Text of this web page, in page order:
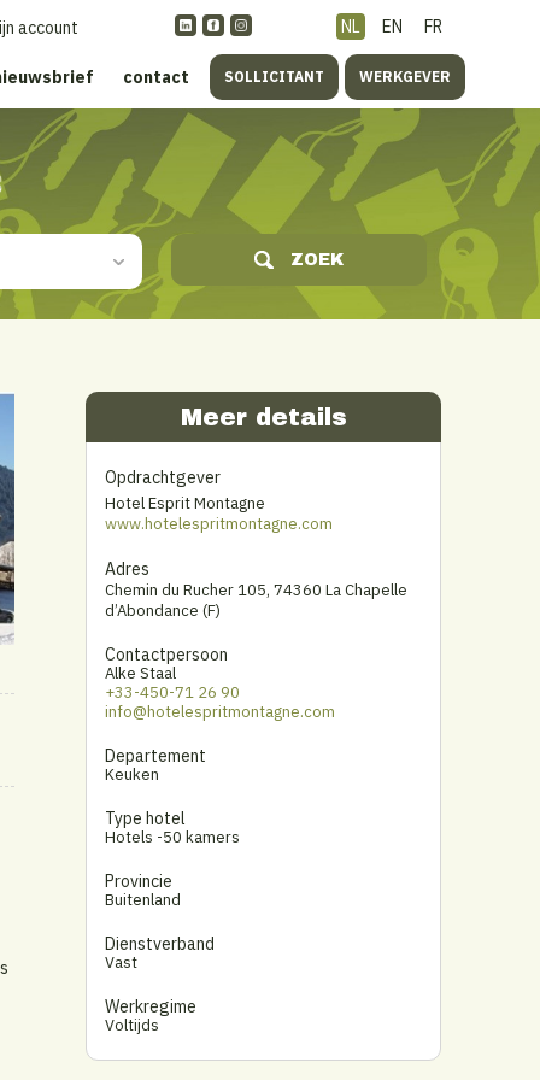
NL EN FR
account
contact SOLLICITANT WERKGEVER
ZOEK
Meer details
Opdrachtgever
Hotel Esprit Montagne
www.hotelespritmontagne.com
Adres
Chemin du Rucher 105, 74360 La Chapelle
d’Abondance (F)
Contactpersoon
Alke Staal
+33-450-71 26 90
info@hotelespritmontagne.com
Departement
Keuken
Type hotel
Hotels -50 kamers
Provincie
Buitenland
Dienstverband
Vast
Werkregime
Voltijds